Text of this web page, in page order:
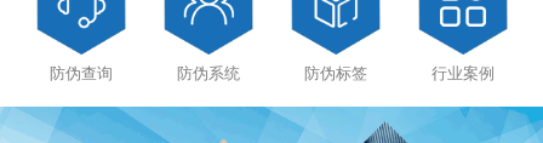
防伪查询 防伪系统 防伪标签 行业案例